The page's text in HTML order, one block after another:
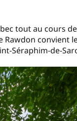
tout au cours de
convient
Séraphim-de-